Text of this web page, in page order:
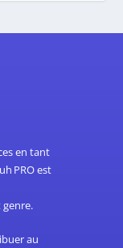
en tant
PRO est
au